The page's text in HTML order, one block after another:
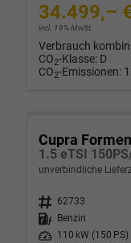
34.499,–
incl. 19% MwSt.
Verbrauch
CO2-Klasse: D
CO2-Emissionen:
Cupra
unverbindliche
Fahrzeugnr. 62733
Kraftstoff
Benzin
Leistung
110 kW (150 PS)